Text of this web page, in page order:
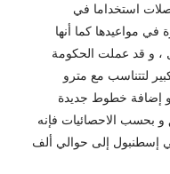
استخداما في
في مواعيدها كما أنها
، و قد عملت الحكومة
لتتناسب مع مترو
و إضافة خطوط جديدة
بحسب الاحصائيات فإنه
إسطنبول إلى حوالي ألف